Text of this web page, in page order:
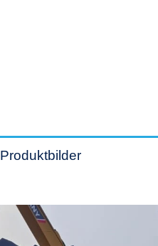
Produktbilder